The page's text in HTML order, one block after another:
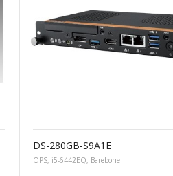
DS-280GB-S9A1E
OPS, i5-6442EQ, Barebone